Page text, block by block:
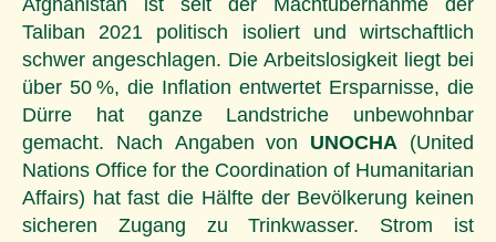
Afghanistan ist seit der Machtübernahme der
Taliban 2021 politisch isoliert und wirtschaftlich
schwer angeschlagen. Die Arbeitslosigkeit liegt bei
über 50 %, die Inflation entwertet Ersparnisse, die
Dürre hat ganze Landstriche unbewohnbar
gemacht. Nach Angaben von UNOCHA (United
Nations Office for the Coordination of Humanitarian
Affairs) hat fast die Hälfte der Bevölkerung keinen
sicheren Zugang zu Trinkwasser. Strom ist